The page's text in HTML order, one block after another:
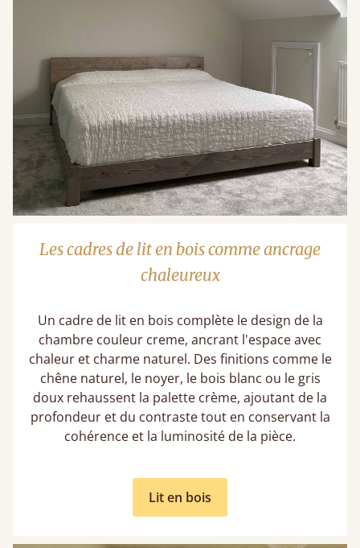
Les cadres de lit en bois comme ancrage
chaleureux
Un cadre de lit en bois complète le design de la
chambre couleur creme, ancrant l'espace avec
chaleur et charme naturel. Des finitions comme le
chêne naturel, le noyer, le bois blanc ou le gris
doux rehaussent la palette crème, ajoutant de la
profondeur et du contraste tout en conservant la
cohérence et la luminosité de la pièce.
Lit en bois